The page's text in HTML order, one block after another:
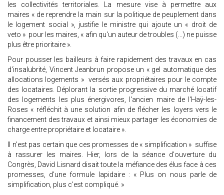
les collectivités territoriales. La mesure vise à permettre aux
maires « de reprendre la main sur la politique de peuplement dans
le logement social », justifie le ministre qui ajoute un « droit de
veto » pour les maires, « afin qu'un auteur de troubles (...) ne puisse
plus être prioritaire ».
Pour pousser les bailleurs à faire rapidement des travaux en cas
d'insalubrité, Vincent Jeanbrun propose un « gel automatique des
allocations logements » versés aux propriétaires pour le compte
des locataires. Déplorant la sortie progressive du marché locatif
des logements les plus énergivores, l'ancien maire de l'Haÿ-les-
Roses « réfléchit à une solution afin de flécher les loyers vers le
financement des travaux et ainsi mieux partager les économies de
charge entre propriétaire et locataire ».
Il n'est pas certain que ces promesses de « simplification » suffise
à rassurer les maires. Hier, lors de la séance d'ouverture du
Congrès, David Lisnard disait toute la méfiance des élus face à ces
promesses, d'une formule lapidaire : « Plus on nous parle de
simplification, plus c'est compliqué. »